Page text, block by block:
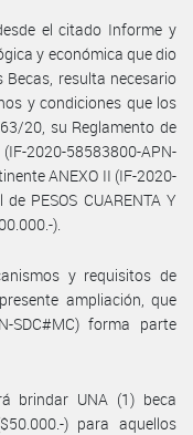
el citado Informe y
y económica que dio
resulta necesario
y condiciones que los
20, su Reglamento de
58583800-APN-
ANEXO II (IF-2020-
PESOS CUARENTA Y
).
y requisitos de
ampliación, que
SDC#MC) forma parte
brindar UNA (1) beca
) para aquellos